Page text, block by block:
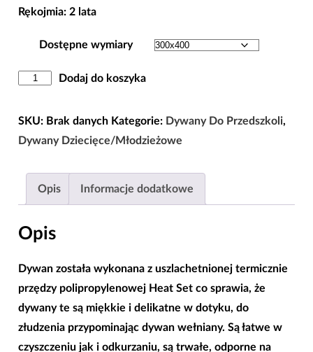
Rękojmia: 2 lata
Dostępne wymiary
ilość
Dla
Dzieci
Perłowy
80×150
133×190
160×230
|
200×280
|
Dodaj do koszyka
SKU: Brak danych Kategorie: Dywany Do Przedszkoli,
Dywany Dziecięce/Młodzieżowe
Opis Informacje dodatkowe
Opis
Dywan została wykonana z uszlachetnionej termicznie
przędzy polipropylenowej Heat Set co sprawia, że
dywany te są miękkie i delikatne w dotyku, do
złudzenia przypominając dywan wełniany. Są łatwe w
czyszczeniu jak i odkurzaniu, są trwałe, odporne na